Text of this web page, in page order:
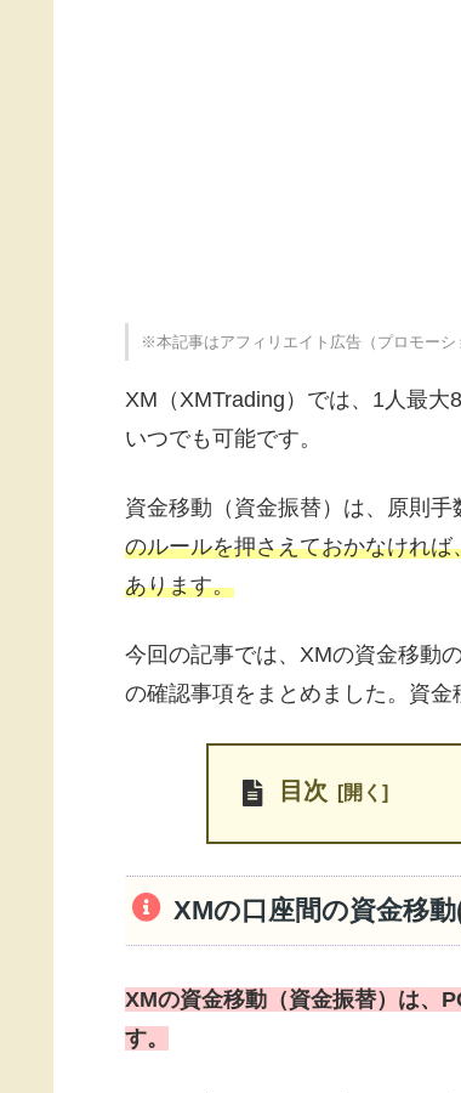
※本記事はアフィリエイト広告（プロモーシ
XM（XMTrading）では、1人最
いつでも可能です。
資金移動（資金振替）は、原則手
のルールを押さえておかなけれ
あります。
今回の記事では、XMの資金移動
の確認事項をまとめました。資金
目次
XMの口座間の資金移
XMの資金移動（資金振替）は、
す。